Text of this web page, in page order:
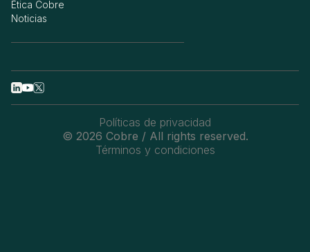
Ética Cobre
Noticias
Políticas de privacidad
© 2026 Cobre / All rights reserved.
Términos y condiciones